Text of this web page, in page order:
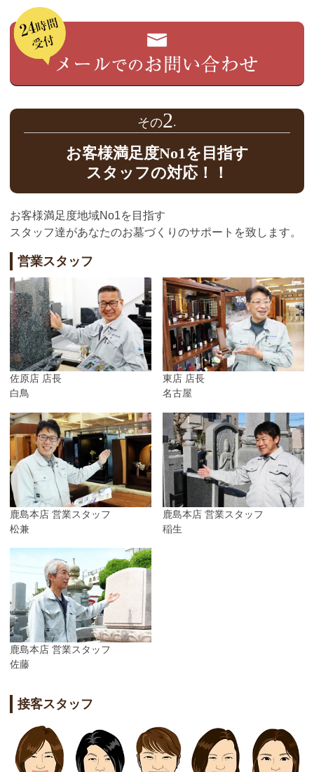
2
お客様満足度No1を目指す
スタッフの対応！！
お客様満足度地域No1を目指す
スタッフ達があなたのお墓づくりのサポートを致します。
営業スタッフ
佐原店 店長
白鳥
東店 店長
名古屋
鹿島本店 営業スタッフ
松兼
鹿島本店 営業スタッフ
稲生
鹿島本店 営業スタッフ
佐藤
接客スタッフ